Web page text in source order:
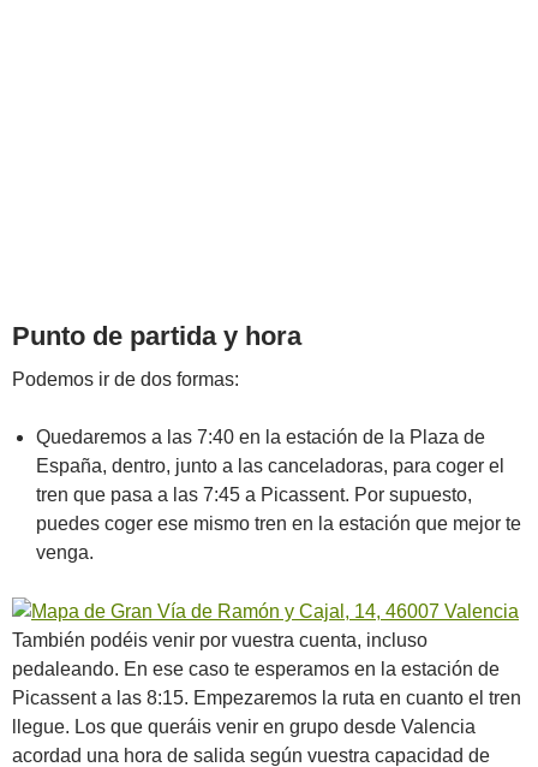
Punto de partida y hora
Podemos ir de dos formas:
Quedaremos a las 7:40 en la estación de la Plaza de
España, dentro, junto a las canceladoras, para coger el
tren que pasa a las 7:45 a Picassent. Por supuesto,
puedes coger ese mismo tren en la estación que mejor te
venga.
También podéis venir por vuestra cuenta, incluso
pedaleando. En ese caso te esperamos en la estación de
Picassent a las 8:15. Empezaremos la ruta en cuanto el tren
llegue. Los que queráis venir en grupo desde Valencia
acordad una hora de salida según vuestra capacidad de